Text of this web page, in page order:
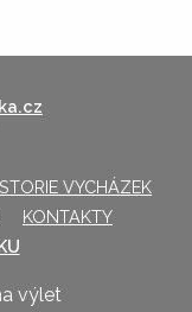
VYCHÁZEK
KONTAKTY